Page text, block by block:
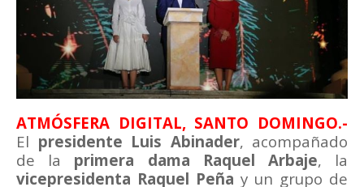
ATMÓSFERA DIGITAL, SANTO DOMINGO.-
El presidente Luis Abinader, acompañado
de la primera dama Raquel Arbaje, la
vicepresidenta Raquel Peña y un grupo de